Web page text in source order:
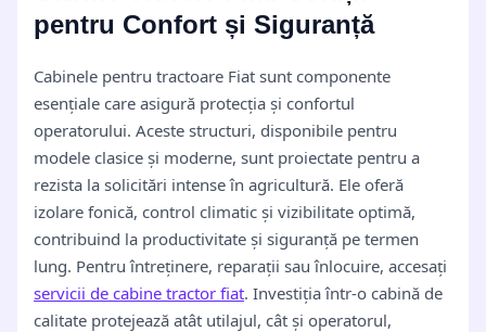
pentru Confort și Siguranță
Cabinele pentru tractoare Fiat sunt componente
esențiale care asigură protecția și confortul
operatorului. Aceste structuri, disponibile pentru
modele clasice și moderne, sunt proiectate pentru a
rezista la solicitări intense în agricultură. Ele oferă
izolare fonică, control climatic și vizibilitate optimă,
contribuind la productivitate și siguranță pe termen
lung. Pentru întreținere, reparații sau înlocuire, accesați
servicii de cabine tractor fiat. Investiția într-o cabină de
calitate protejează atât utilajul, cât și operatorul,